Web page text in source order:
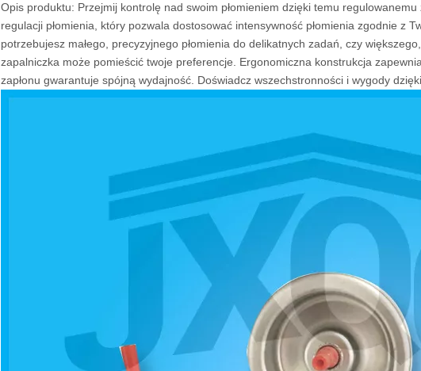
Opis produktu: Przejmij kontrolę nad swoim płomieniem dzięki temu
regulacji płomienia, który pozwala dostosować intensywność płomienia zgodnie z
potrzebujesz małego, precyzyjnego płomienia do delikatnych zadań, czy
zapalniczka może pomieścić twoje preferencje. Ergonomiczna konstrukcja
zapłonu gwarantuje spójną wydajność. Doświadcz wszechstronności i wygody